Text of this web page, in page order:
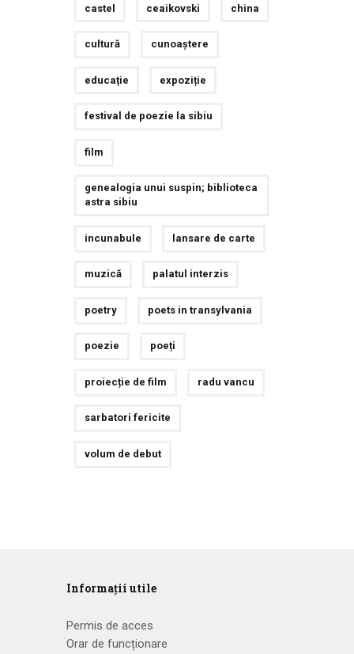
castel ceaikovski china
cultură cunoaștere
educație expoziție
festival de poezie la sibiu
film
genealogia unui suspin; biblioteca
astra sibiu
incunabule lansare de carte
muzică palatul interzis
poetry poets in transylvania
poezie poeți
proiecție de film radu vancu
sarbatori fericite
volum de debut
Informații utile
Permis de acces
Orar de funcționare